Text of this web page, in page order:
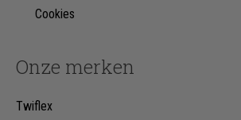
Onze merken
Twiflex
Cookies